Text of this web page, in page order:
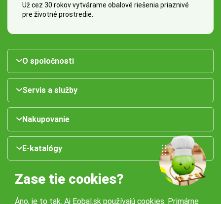
Už cez 30 rokov vytvárame obalové riešenia priaznivé
pre životné prostredie.
O spoločnosti
Servis a služby
Nakupovanie
E-katalógy
Zase tie cookies?
Áno, je to tak. Aj Eobal.sk používajú cookies. Primárne